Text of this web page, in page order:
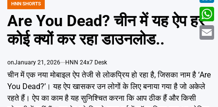
POSTED
HNN SHORTS
Are You Dead? चीन में यह ऐप हर
कोई क्यों कर रहा डाउनलोड..
onJanuary 21, 2026 HNN 24x7 Desk
चीन में एक नया मोबाइल ऐप तेजी से लोकप्रिय हो रहा है, जिसका नाम है ‘Are
You Dead?’। यह ऐप खासकर उन लोगों के लिए बनाया गया है जो अकेले
रहते हैं। ऐप का काम है यह सुनिश्चित करना कि आप ठीक हैं और किसी